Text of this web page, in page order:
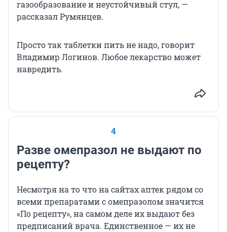
газообразование и неустойчивый стул, —
рассказал Румянцев.
Просто так таблетки пить не надо, говорит
Владимир Логинов. Любое лекарство может
навредить.
4
Разве омепразол не выдают по
рецепту?
Несмотря на то что на сайтах аптек рядом со
всеми препаратами с омепразолом значится
«По рецепту», на самом деле их выдают без
предписаний врача. Единственное — их не